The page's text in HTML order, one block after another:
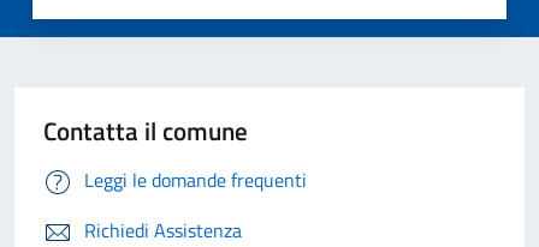
Contatta il comune
Leggi le domande frequenti
Richiedi Assistenza